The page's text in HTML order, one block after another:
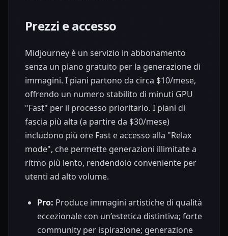
Prezzi e accesso
Midjourney è un servizio in abbonamento
senza un piano gratuito per la generazione di
immagini. I piani partono da circa $10/mese,
offrendo un numero stabilito di minuti GPU
"Fast" per il processo prioritario. I piani di
fascia più alta (a partire da $30/mese)
includono più ore Fast e accesso alla "Relax
mode", che permette generazioni illimitate a
ritmo più lento, rendendolo conveniente per
utenti ad alto volume.
Pro: Produce immagini artistiche di qualità
eccezionale con un’estetica distintiva; forte
community per ispirazione; generazione